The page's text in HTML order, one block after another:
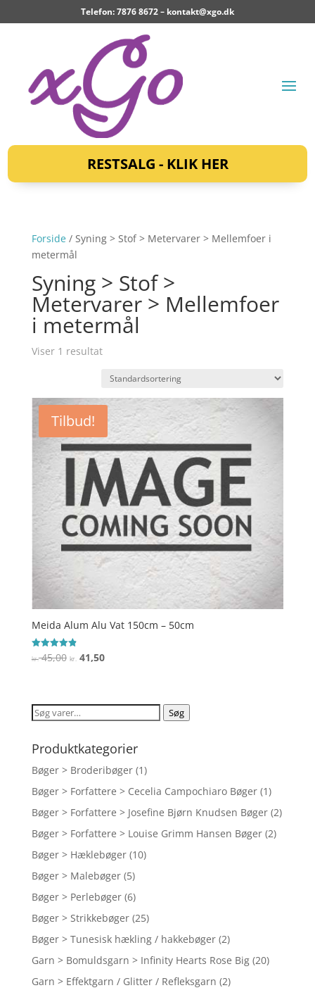
Telefon: 7876 8672 – kontakt@xgo.dk
RESTSALG - KLIK HER
Forside/ Syning > Stof > Metervarer > Mellemfoer i
metermål
Syning > Stof >
Metervarer > Mellemfoer
i metermål
Viser 1 resultat
Tilbud!
Meida Alum Alu Vat 150cm – 50cm
Vurderet
4.9
kr.45,00 Den
var:
kr. 45,00.
kr.41,50Den
er:
kr. 41,50.
Søg
Søg
Produktkategorier
Bøger > Broderibøger (1)
Bøger > Forfattere > Cecelia Campochiaro Bøger (1)
Bøger > Forfattere > Josefine Bjørn Knudsen Bøger (2)
Bøger > Forfattere > Louise Grimm Hansen Bøger (2)
Bøger > Hæklebøger (10)
Bøger > Malebøger (5)
Bøger > Perlebøger (6)
Bøger > Strikkebøger (25)
Bøger > Tunesisk hækling / hakkebøger (2)
Garn > Bomuldsgarn > Infinity Hearts Rose Big (20)
Garn > Effektgarn / Glitter / Refleksgarn (2)